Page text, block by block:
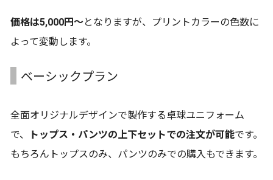
価格は5,000円～となりますが、プリントカラーの色数に
よって変動します。
ベーシックプラン
全面オリジナルデザインで製作する卓球ユニフォーム
で、
トップス・パンツの上下セットでの注文が可能です。
もちろんトップスのみ、パンツのみでの購入もできます。